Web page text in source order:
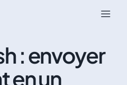
: envoyer
en un